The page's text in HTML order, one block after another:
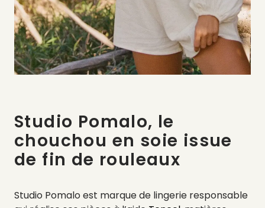
Studio Pomalo, le
chouchou en soie issue
de fin de rouleaux
Studio Pomalo est marque de lingerie responsable